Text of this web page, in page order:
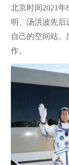
北京时间2021年
明、汤洪波先后
自己的空间站
作。